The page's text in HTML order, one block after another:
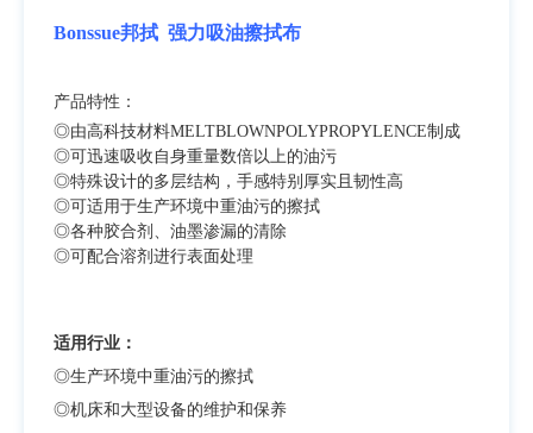
Bonssue邦拭 强力吸油擦拭布
产品特性：
◎由高科技材料MELTBLOWNPOLYPROPYLENCE制成
◎可迅速吸收自身重量数倍以上的油污
◎特殊设计的多层结构，手感特别厚实且韧性高
◎可适用于生产环境中重油污的擦拭
◎各种胶合剂、油墨渗漏的清除
◎可配合溶剂进行表面处理
适用行业：
◎生产环境中重油污的擦拭
◎机床和大型设备的维护和保养